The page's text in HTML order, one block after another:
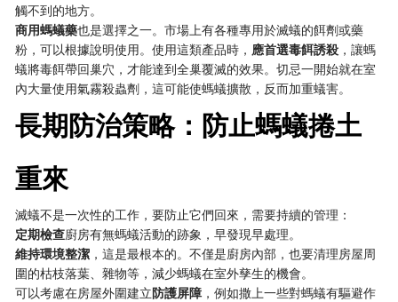
觸不到的地方。
商用螞蟻藥也是選擇之一。市場上有各種專用於滅蟻的餌劑或藥
粉，可以根據說明使用。使用這類產品時， 應首選毒餌誘殺 ，讓螞
蟻將毒餌帶回巢穴，才能達到全巢覆滅的效果。切忌一開始就在室
內大量使用氣霧殺蟲劑，這可能使螞蟻擴散，反而加重蟻害。
長期防治策略：防止螞蟻捲土
重來
滅蟻不是一次性的工作，要防止它們回來，需要持續的管理：
定期檢查廚房有無螞蟻活動的跡象，早發現早處理。
維持環境整潔 ，這是最根本的。不僅是廚房內部，也要清理房屋周
圍的枯枝落葉、雜物等，減少螞蟻在室外孳生的機會。
可以考慮在房屋外圍建立防護屏障 ，例如撒上一些對螞蟻有驅避作